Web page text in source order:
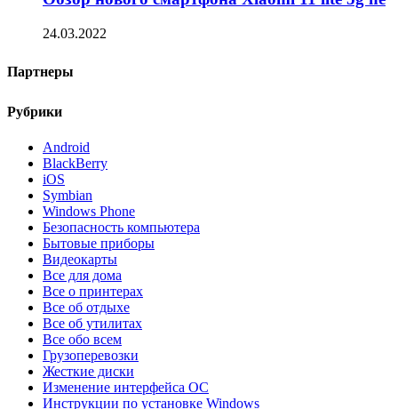
24.03.2022
Партнеры
Рубрики
Android
BlackBerry
iOS
Symbian
Windows Phone
Безопасность компьютера
Бытовые приборы
Видеокарты
Все для дома
Все о принтерах
Все об отдыхе
Все об утилитах
Все обо всем
Грузоперевозки
Жесткие диски
Изменение интерфейса ОС
Инструкции по установке Windows